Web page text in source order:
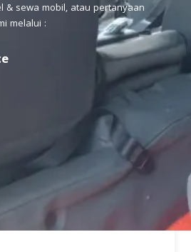
& sewa mobil, atau pertanyaan
melalui :